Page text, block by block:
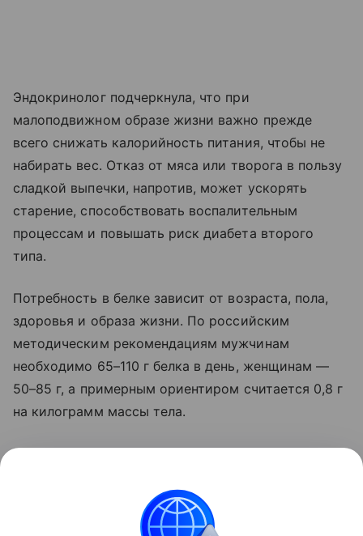
Эндокринолог подчеркнула, что при
малоподвижном образе жизни важно прежде
всего снижать калорийность питания, чтобы не
набирать вес. Отказ от мяса или творога в пользу
сладкой выпечки, напротив, может ускорять
старение, способствовать воспалительным
процессам и повышать риск диабета второго
типа.
Потребность в белке зависит от возраста, пола,
здоровья и образа жизни. По российским
методическим рекомендациям мужчинам
необходимо 65–110 г белка в день, женщинам —
50–85 г, а примерным ориентиром считается 0,8 г
на килограмм массы тела.
При этом чрезмерно увлекаться обогащёнными